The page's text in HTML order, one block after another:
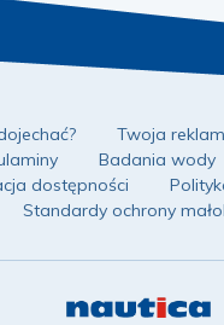
Twoja
Badania wody
dostępności
Standardy ochrony